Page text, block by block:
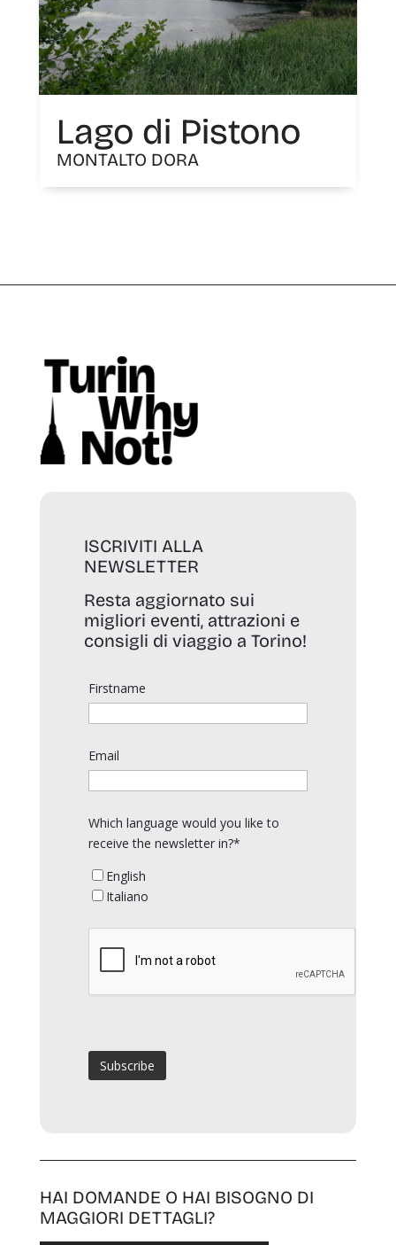
Lago di Pistono
MONTALTO DORA
ISCRIVITI ALLA
NEWSLETTER
Resta aggiornato sui
migliori eventi, attrazioni e
consigli di viaggio a Torino!
Firstname
Email
Which language would you like to
receive the newsletter in?*
English
Italiano
HAI DOMANDE O HAI BISOGNO DI
MAGGIORI DETTAGLI?